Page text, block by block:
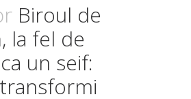
Biroul de
la fel de
un seif: